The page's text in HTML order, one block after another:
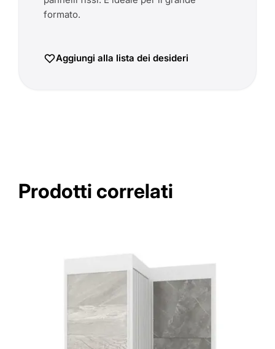
formato.
Aggiungi alla lista dei desideri
Prodotti correlati